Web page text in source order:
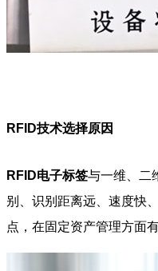
RFID技术选择原因
RFID电子标签与一维、二
别、识别距离远、速度快
点，在固定资产管理方面